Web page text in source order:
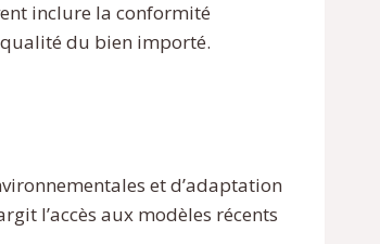
inclure la conformité
qualité du bien importé.
et d’adaptation
l’accès aux modèles récents